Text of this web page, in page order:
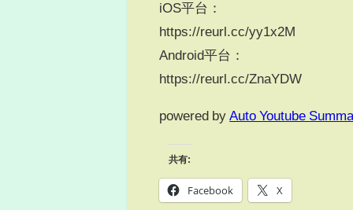
iOS平台：
https://reurl.cc/yy1x2M
Android平台：
https://reurl.cc/ZnaYDW
powered by Auto Youtube
共有:
Facebook X